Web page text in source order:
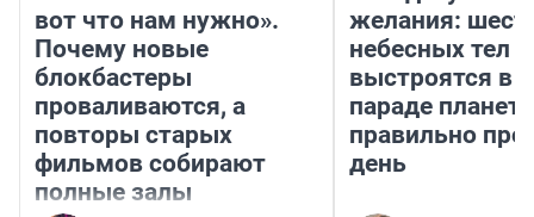
вот что нам нужно».
Почему новые
блокбастеры
проваливаются, а
повторы старых
фильмов собирают
полные залы
желания:
небесных тел
выстроятся в
параде планет
правильно
день